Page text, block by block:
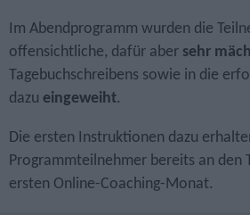
Im Abendprogramm wurden die
offensichtliche, dafür aber sehr
Tagebuch­schreibens sowie in die
dazu eingeweiht.
Die ersten Instruktionen dazu
Programmteilnehmer bereits an den
ersten Online-Coaching-Monat.